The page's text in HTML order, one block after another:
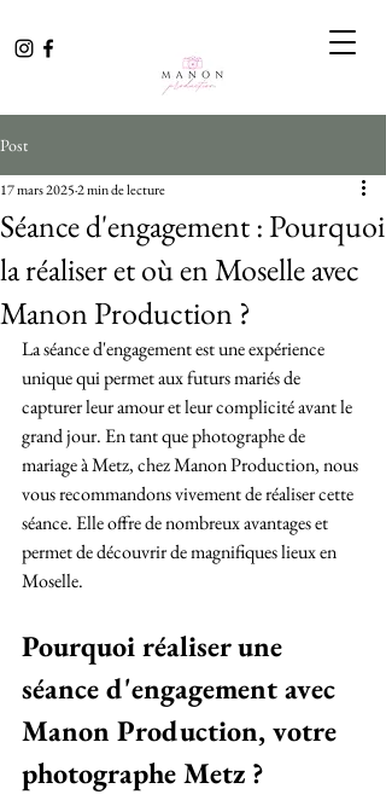
Post
Séance d'engagement : Pourquoi
la réaliser et où en Moselle avec
Manon Production ?
17 mars 20252 min de lecture
La séance d'engagement est une expérience
unique qui permet aux futurs mariés de
capturer leur amour et leur complicité avant le
grand jour. En tant que photographe de
mariage à Metz, chez Manon Production, nous
vous recommandons vivement de réaliser cette
séance. Elle offre de nombreux avantages et
permet de découvrir de magnifiques lieux en
Moselle.
Pourquoi réaliser une
séance d'engagement avec
Manon Production, votre
photographe Metz ?